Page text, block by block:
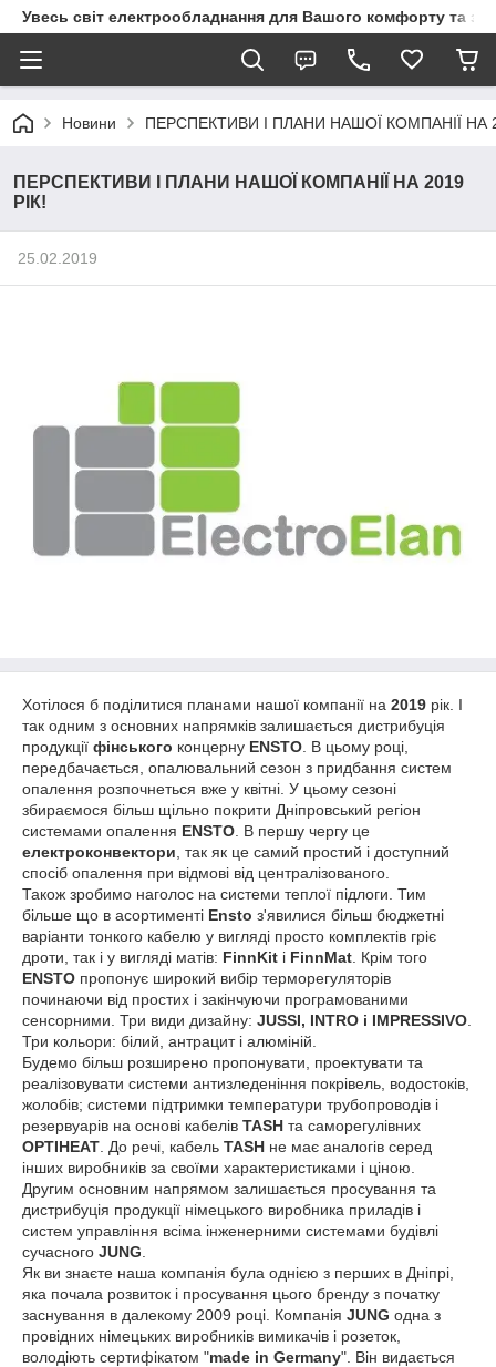
Увесь світ електрообладнання для Вашого комфорту та
Новини ПЕРСПЕКТИВИ І ПЛАНИ НАШОЇ КОМПАНІЇ НА
ПЕРСПЕКТИВИ І ПЛАНИ НАШОЇ КОМПАНІЇ НА 2019
РІК!
25.02.2019
Хотілося б поділитися планами нашої компанії на 2019 рік. І
так одним з основних напрямків залишається дистрибуція
продукції фінського концерну ENSTO . В цьому році,
передбачається, опалювальний сезон з придбання систем
опалення розпочнеться вже у квітні. У цьому сезоні
збираємося більш щільно покрити Дніпровський регіон
системами опалення ENSTO . В першу чергу це
електроконвектори , так як це самий простий і доступний
спосіб опалення при відмові від централізованого.
Також зробимо наголос на системи теплої підлоги. Тим
більше що в асортименті Ensto з'явилися більш бюджетні
варіанти тонкого кабелю у вигляді просто комплектів гріє
дроти, так і у вигляді матів: FinnKit і FinnMat . Крім того
ENSTO пропонує широкий вибір терморегуляторів
починаючи від простих і закінчуючи програмованими
сенсорними. Три види дизайну: JUSSI, INTRO і IMPRESSIVO
Три кольори: білий, антрацит і алюміній.
Будемо більш розширено пропонувати, проектувати та
реалізовувати системи антизледеніння покрівель, водостоків,
жолобів; системи підтримки температури трубопроводів і
резервуарів на основі кабелів TASH та саморегулівних
OPTIHEAT . До речі, кабель TASH не має аналогів серед
інших виробників за своїми характеристиками і ціною.
Другим основним напрямом залишається просування та
дистрибуція продукції німецького виробника приладів і
систем управління всіма інженерними системами будівлі
сучасного JUNG
Як ви знаєте наша компанія була однією з перших в Дніпрі,
яка почала розвиток і просування цього бренду з початку
заснування в далекому 2009 році. Компанія JUNG одна з
провідних німецьких виробників вимикачів і розеток,
володіють сертифікатом "made in Germany". Він видається